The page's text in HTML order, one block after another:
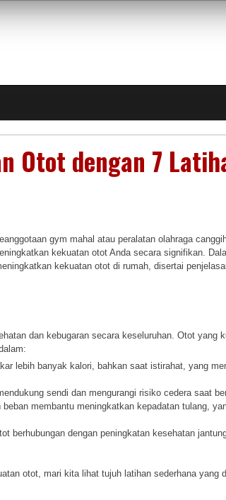
Otot dengan 7
gym mahal atau peralatan olahraga
kekuatan otot Anda secara signifikan.
kekuatan otot di rumah, disertai
dan kebugaran secara keseluruhan. Otot yang
lebih banyak kalori, bahkan saat istirahat, yang
sendi dan mengurangi risiko cedera saat
beban membantu meningkatkan kepadatan tulang,
berhubungan dengan peningkatan kesehatan
otot, mari kita lihat tujuh latihan sederhana yang